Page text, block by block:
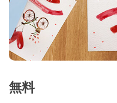
無料